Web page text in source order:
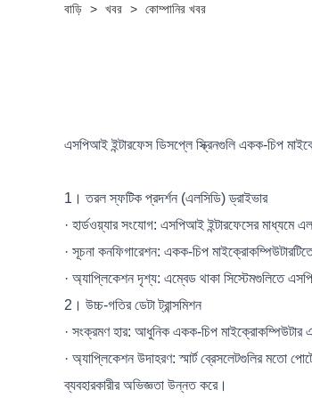
বাড়ি > খবর > কোম্পানির খবর
এসপিআই ইন্টারফেস ডিসপ্লে স্ক্রিনগুলি একক-চিপ
1। তরল স্ফটিক প্রদর্শন (এলসিডি) ড্রাইভার
· হার্ডওয়্যার সংযোগ: এসপিআই ইন্টারফেসের
· সূচনা কনফিগারেশন: একক-চিপ
· অ্যাপ্লিকেশন দৃশ্য: এম্বেড থাকা সিস্টেমগুলিতে
2। উচ্চ-গতির ডেটা ট্রান্সমিশন
· সংক্রমণ হার: আধুনিক একক-চিপ মাইক্রোকম্পিউটার
· অ্যাপ্লিকেশন উদাহরণ: স্মার্ট ব্রেসলেটগুলির মতো
ব্যবহারকারীর অভিজ্ঞতা উন্নত করে।